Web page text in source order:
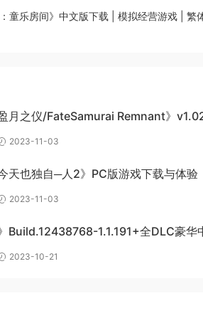
童乐房间》中文版下载 | 模拟经营游戏 | 繁
月之仪/FateSamurai Remnant》
2023-11-03
天也独自─人2》PC版游戏下载与体验
2023-11-03
Build.12438768-1.1.191+全DLC豪华
2023-10-21